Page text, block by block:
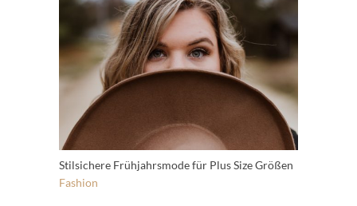
Stilsichere Frühjahrsmode für Plus Size Größen
Fashion